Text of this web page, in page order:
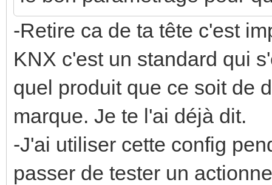
-Retire ca de ta tête c'est
KNX c'est un standard qui
quel produit que ce soit de
marque. Je te l'ai déjà dit.
-J'ai utiliser cette config
passer de tester un